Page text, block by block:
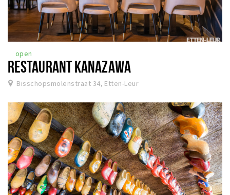
open
RESTAURANT KANAZAWA
Bisschopsmolenstraat 34, Etten-Leur